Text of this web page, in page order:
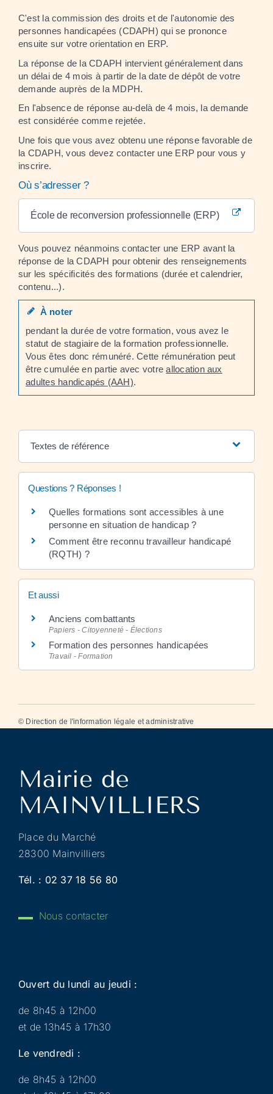
C'est la commission des droits et de l'autonomie des
personnes handicapées (CDAPH) qui se prononce
ensuite sur votre orientation en ERP.
La réponse de la CDAPH intervient généralement dans
un délai de 4 mois à partir de la date de dépôt de votre
demande auprès de la MDPH.
En l'absence de réponse au-delà de 4 mois, la demande
est considérée comme rejetée.
Une fois que vous avez obtenu une réponse favorable de
la CDAPH, vous devez contacter une ERP pour vous y
inscrire.
Où s’adresser ?
École de reconversion professionnelle (ERP)
Vous pouvez néanmoins contacter une ERP avant la
réponse de la CDAPH pour obtenir des renseignements
sur les spécificités des formations (durée et calendrier,
contenu...).
À noter
pendant la durée de votre formation, vous avez le
statut de stagiaire de la formation professionnelle.
Vous êtes donc rémunéré. Cette rémunération peut
être cumulée en partie avec votreallocation aux
adultes handicapés (AAH).
Textes de référence
Questions ? Réponses !
Quelles formations sont accessibles à une
personne en situation de handicap ?
Comment être reconnu travailleur handicapé
(RQTH) ?
Et aussi
Anciens combattants
Papiers - Citoyenneté - Élections
Formation des personnes handicapées
Travail - Formation
© Direction de l'information légale et administrative
Place du Marché
28300 Mainvilliers
Tél. : 02 37 18 56 80
Nous contacter
Ouvert du lundi au jeudi :
de 8h45 à 12h00
et de 13h45 à 17h30
Le vendredi :
de 8h45 à 12h00